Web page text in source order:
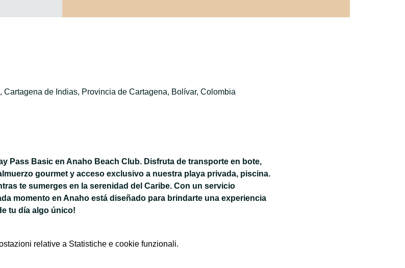
de Indias, Provincia de Cartagena, Bolívar, Colombia
Pass Basic en Anaho Beach Club. Disfruta de transporte en bote,
gourmet y acceso exclusivo a nuestra playa privada, piscina.
te sumerges en la serenidad del Caribe. Con un servicio
momento en Anaho está diseñado para brindarte una experiencia
tu día algo único!
relative a Statistiche e cookie funzionali.